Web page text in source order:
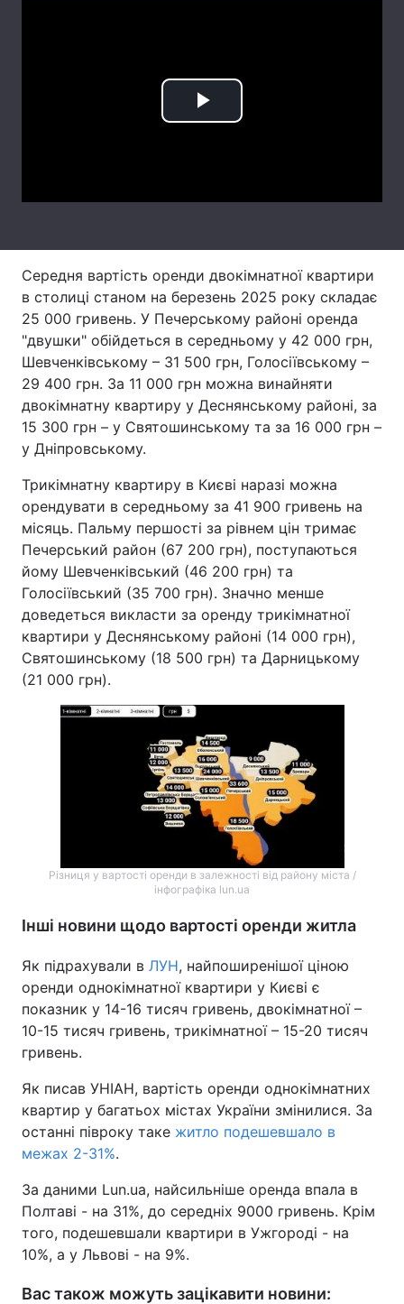
Play
Середня вартість оренди двокімнатної квартири
в столиці станом на березень 2025 року складає
25 000 гривень. У Печерському районі оренда
"двушки" обійдеться в середньому у 42 000 грн,
Шевченківському – 31 500 грн, Голосіївському –
29 400 грн. За 11 000 грн можна винайняти
двокімнатну квартиру у Деснянському районі, за
15 300 грн – у Святошинському та за 16 000 грн –
у Дніпровському.
Трикімнатну квартиру в Києві наразі можна
орендувати в середньому за 41 900 гривень на
місяць. Пальму першості за рівнем цін тримає
Печерський район (67 200 грн), поступаються
йому Шевченківський (46 200 грн) та
Голосіївський (35 700 грн). Значно менше
доведеться викласти за оренду трикімнатної
квартири у Деснянському районі (14 000 грн),
Святошинському (18 500 грн) та Дарницькому
(21 000 грн).
Різниця у вартості оренди в залежності від району міста /
інфографіка lun.ua
Інші новини щодо вартості оренди житла
Як підрахували в ЛУН, найпоширенішої ціною
оренди однокімнатної квартири у Києві є
показник у 14-16 тисяч гривень, двокімнатної –
10-15 тисяч гривень, трикімнатної – 15-20 тисяч
гривень.
Як писав УНІАН, вартість оренди однокімнатних
квартир у багатьох містах України змінилися. За
останні півроку таке житло подешевшало в
межах 2-31%.
За даними Lun.ua, найсильніше оренда впала в
Полтаві - на 31%, до середніх 9000 гривень. Крім
того, подешевшали квартири в Ужгороді - на
10%, а у Львові - на 9%.
Вас також можуть зацікавити новини: